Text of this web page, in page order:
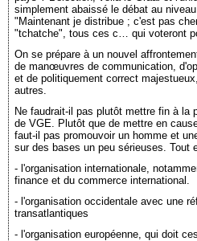
simplement abaissé le débat au
"Maintenant je distribue ; c'est pas
"tchatche", tous ces c… qui voteront
On se prépare à un nouvel
de manœuvres de communication,
et de politiquement correct
autres.
Ne faudrait-il pas plutôt mettre fin à la
de VGE. Plutôt que de mettre en
faut-il pas promouvoir un homme et
sur des bases un peu sérieuses. Tout
- l'organisation internationale,
finance et du commerce international.
- l'organisation occidentale avec une
transatlantiques
- l'organisation européenne, qui doit